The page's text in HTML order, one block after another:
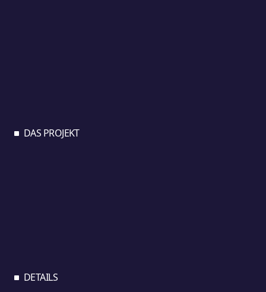
DAS PROJEKT
DETAILS